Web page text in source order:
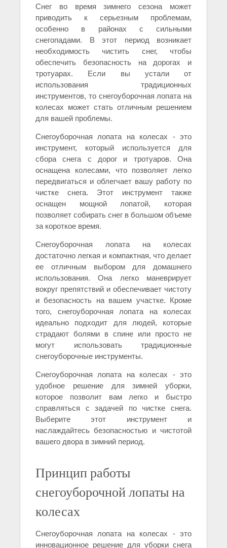
Снег во время зимнего сезона может
приводить к серьезным проблемам,
особенно в районах с сильными
снегопадами. В этот период возникает
необходимость чистить снег, чтобы
обеспечить безопасность на дорогах и
тротуарах. Если вы устали от
использования традиционных
инструментов, то снегоуборочная лопата на
колесах может стать отличным решением
для вашей проблемы.
Снегоуборочная лопата на колесах - это
инструмент, который используется для
сбора снега с дорог и тротуаров. Она
оснащена колесами, что позволяет легко
передвигаться и облегчает вашу работу по
чистке снега. Этот инструмент также
оснащен мощной лопатой, которая
позволяет собирать снег в большом объеме
за короткое время.
Снегоуборочная лопата на колесах
достаточно легкая и компактная, что делает
ее отличным выбором для домашнего
использования. Она легко маневрирует
вокруг препятствий и обеспечивает чистоту
и безопасность на вашем участке. Кроме
того, снегоуборочная лопата на колесах
идеально подходит для людей, которые
страдают болями в спине или просто не
могут использовать традиционные
снегоуборочные инструменты.
Снегоуборочная лопата на колесах - это
удобное решение для зимней уборки,
которое позволит вам легко и быстро
справляться с задачей по чистке снега.
Выберите этот инструмент и
наслаждайтесь безопасностью и чистотой
вашего двора в зимний период.
Принцип работы
снегоуборочной лопаты на
колесах
Снегоуборочная лопата на колесах - это
инновационное решение для уборки снега